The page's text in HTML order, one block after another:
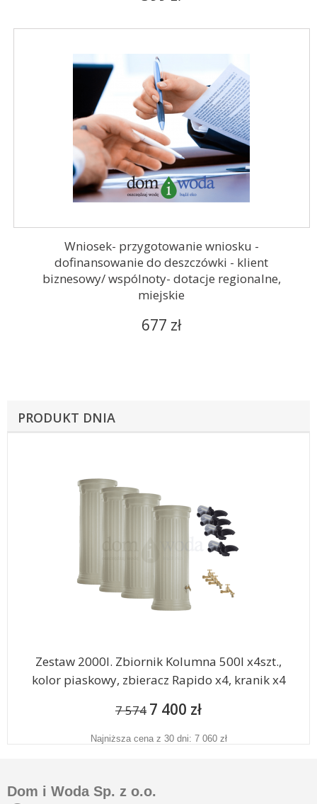
PRODUKT DNIA
Zestaw 2000l. Zbiornik Kolumna 500l x4szt.,
kolor piaskowy, zbieracz Rapido x4, kranik x4
7 574 7 400 zł
Najniższa cena z 30 dni: 7 060 zł
Wniosek- przygotowanie wniosku -
dofinansowanie do deszczówki - klient
biznesowy/ wspólnoty- dotacje regionalne,
miejskie
677 zł
Dom i Woda Sp. z o.o.